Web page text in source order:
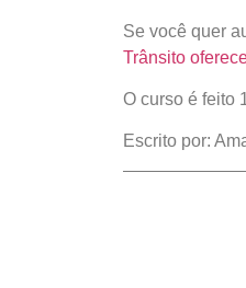
Se você quer
Trânsito
O curso é feito
Escrito por: